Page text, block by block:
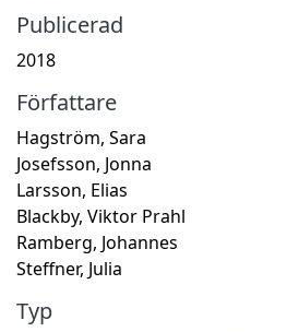
Publicerad
2018
Författare
Hagström, Sara
Josefsson, Jonna
Larsson, Elias
Blackby, Viktor Prahl
Ramberg, Johannes
Steffner, Julia
Typ